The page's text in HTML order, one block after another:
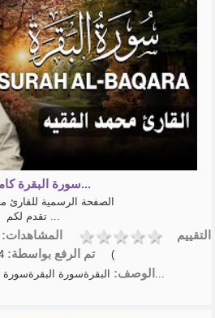
سورة البقرة كاملة ل...
الصفحة الرسمية للقارئ
التقييم المشاهدات:
)تم الرفع بواسطة:
الوصف: